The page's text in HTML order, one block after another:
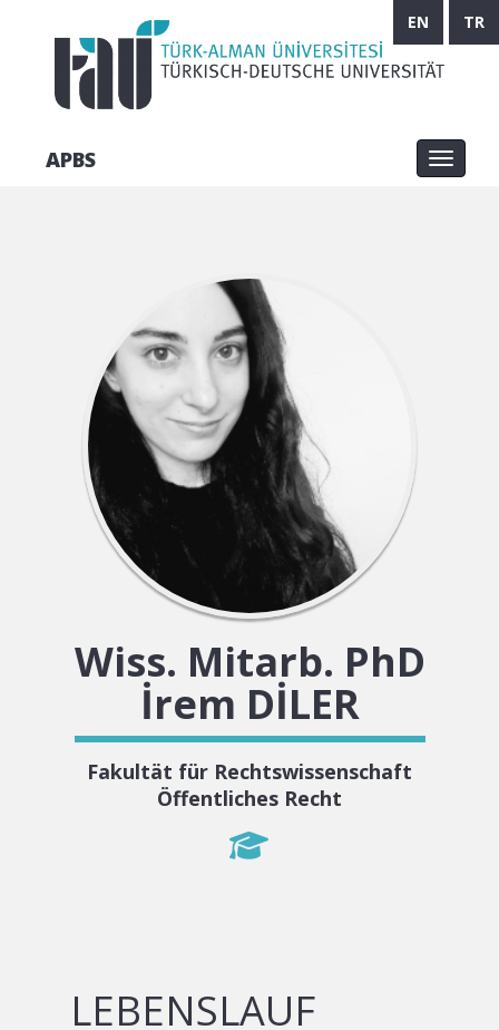
TR
EN
APBS
Wiss. Mitarb. PhD
İrem DİLER
Fakultät für Rechtswissenschaft
Öffentliches Recht
LEBENSLAUF